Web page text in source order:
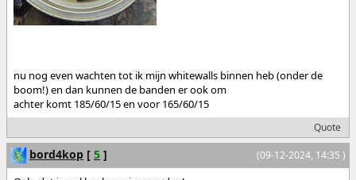
nu nog even wachten tot ik mijn whitewalls binnen heb (onder de
boom!) en dan kunnen de banden er ook om
achter komt 185/60/15 en voor 165/60/15
Quote
(09-12-2024, 14:35 )
bord4kop [ 5 ]